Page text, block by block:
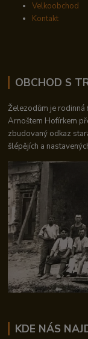
Velkoobchod
Kontakt
OBCHOD S
Železodům je rodinná
Arnoštem Hofírkem
zbudovaný odkaz
šlépějích a
KDE NÁS